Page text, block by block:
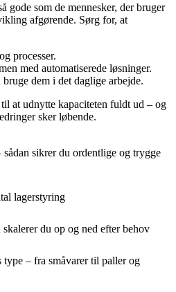
gode som de mennesker, der bruger
afgørende. Sørg for, at
processer.
med automatiserede løsninger.
dem i det daglige arbejde.
at udnytte kapaciteten fuldt ud – og
sker løbende.
sikrer du ordentlige og trygge
lagerstyring
du op og ned efter behov
– fra småvarer til paller og